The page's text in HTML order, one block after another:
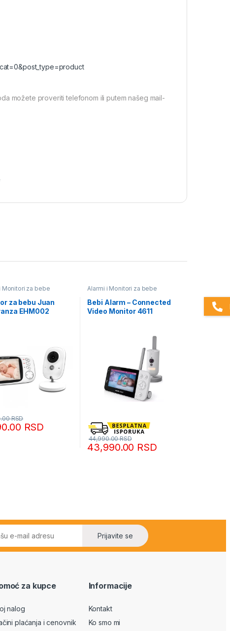
možete proveriti telefonom ili putem našeg mail-
Monitori za bebe
za bebu Juan
EHM002
RSD
RSD
Alarmi i Monitori za bebe
Bebi Alarm – Connected
Video Monitor 4611
43,990.00 RSD
44,990.00RSD
Prijavite se
za kupce
nalog
plaćanja i cenovnik
Informacije
Kontakt
Ko smo mi